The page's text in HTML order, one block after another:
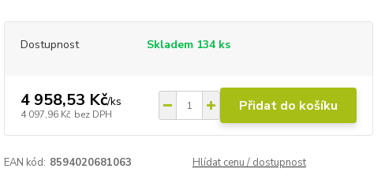
Dostupnost Skladem 134 ks
4 958,53 Kč/ks
4 097,96 Kč bez DPH Přidat do košíku
EAN kód: 8594020681063 Hlídat cenu / dostupnost